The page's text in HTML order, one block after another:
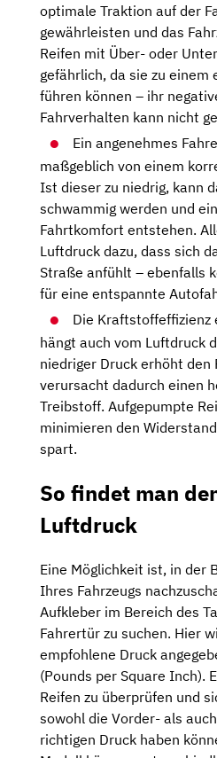
optimale Traktion auf der
gewährleisten und das
Reifen mit Über- oder
gefährlich, da sie zu
führen können – ihr
Fahrverhalten kann nicht
Ein angenehmes
maßgeblich von einem
Ist dieser zu niedrig, kann
schwammig werden und
Fahrtkomfort entstehen.
Luftdruck dazu, dass sich
Straße anfühlt – ebenfalls
für eine entspannte
Die Kraftstoffeffizienz
hängt auch vom Luftdruck
niedriger Druck erhöht den
verursacht dadurch einen
Treibstoff. Aufgepumpte
minimieren den
spart.
So findet man
Luftdruck
Eine Möglichkeit ist, in der
Ihres Fahrzeugs
Aufkleber im Bereich des
Fahrertür zu suchen. Hier
empfohlene Druck
(Pounds per Square Inch).
Reifen zu überprüfen und
sowohl die Vorder- als
richtigen Druck haben